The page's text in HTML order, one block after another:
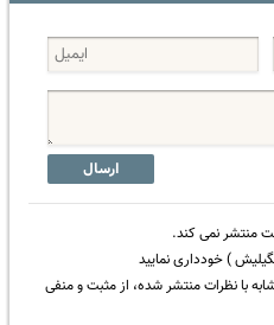
ارسال
منتشر نمی کند.
) خودداری نمایید
با نظرات منتشر شده، از مثبت و منفی